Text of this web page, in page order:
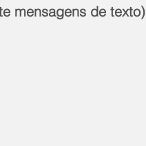
mensagens de texto)